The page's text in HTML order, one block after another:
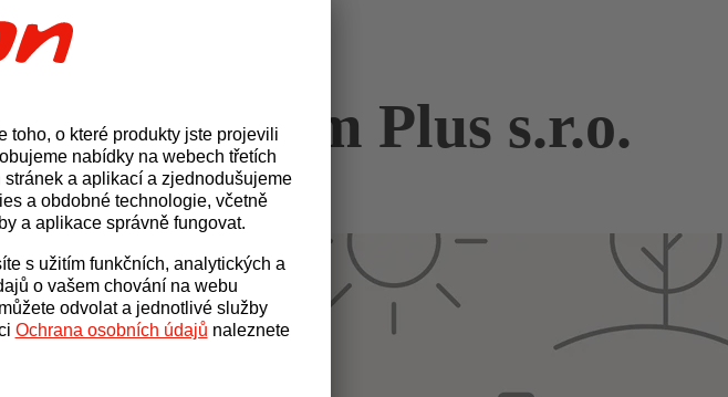
Dream Plus s.r.o.
Dream Plus s.r.o., dodavatel profesionálních průmyslových kamerových systémů a
systémů na digitální bázi, využívá fotovoltaickou elektrárnu o výkonu 30 kWp.
však, že napětí v síti kolísá. Tento problém je motivoval k navržení unikátního regulátoru